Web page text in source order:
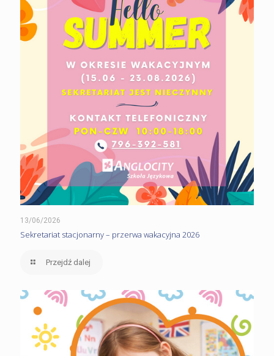
13/06/2026
Sekretariat stacjonarny – przerwa wakacyjna 2026
Przejdź dalej